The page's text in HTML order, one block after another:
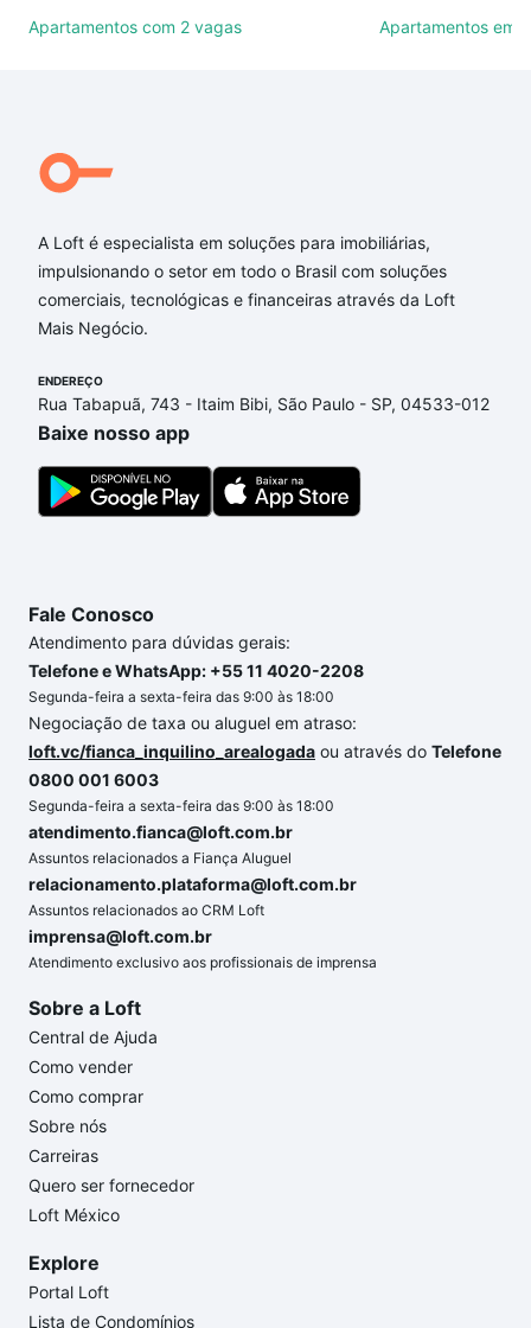
combinar perfeitamente com o preço, metragem e
Sorocaba, SP ideal para você na Loft.
Qual o preço de Apartamentos com 2 banheiros à
Aqui na Loft temos a oferta ideal para você, com
Apartamentos com 2 banheiros à venda em Jardim
Portal do Itavuvu, Sorocaba, SP que custam a partir
imobiliário as parcelas podem se adequar ao seu
orçamento. Se ainda tem alguma dúvida dos custos
envolvidos no processo de compra, veja em nosso
portal quanto custa comprar um apartamento
conte com a gente para comprar o imóvel dos seus
Apartamentos com 2 vagas
Apartamentos em
A Loft é especialista em soluções para imobiliárias,
impulsionando o setor em todo o Brasil com soluções
comerciais, tecnológicas e financeiras através da Loft
Mais Negócio.
ENDEREÇO
Rua Tabapuã, 743 - Itaim Bibi, São Paulo - SP, 04533-012
Baixe nosso app
Fale Conosco
Atendimento para dúvidas gerais:
Telefone e WhatsApp: +55 11 4020-2208
Segunda-feira a sexta-feira das 9:00 às 18:00
Negociação de taxa ou aluguel em atraso:
loft.vc/fianca_inquilino_arealogada ou através do Telefone
0800 001 6003
Segunda-feira a sexta-feira das 9:00 às 18:00
atendimento.fianca@loft.com.br
Assuntos relacionados a Fiança Aluguel
relacionamento.plataforma@loft.com.br
Assuntos relacionados ao CRM Loft
imprensa@loft.com.br
Atendimento exclusivo aos profissionais de imprensa
Sobre a Loft
Central de Ajuda
Como vender
Como comprar
Sobre nós
Carreiras
Quero ser fornecedor
Loft México
Explore
Portal Loft
Lista de Condomínios